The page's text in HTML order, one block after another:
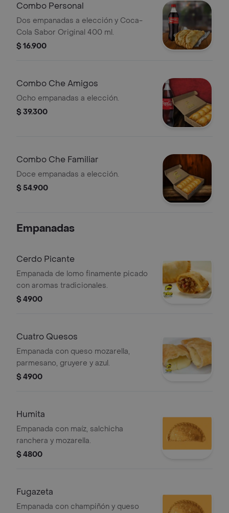
Combo Personal
Dos empanadas a elección y Coca-
Cola Sabor Original 400 ml.
$ 16.900
Combo Che Amigos
Ocho empanadas a elección.
$ 39.300
Combo Che Familiar
Doce empanadas a elección.
$ 54.900
Empanadas
Cerdo Picante
Empanada de lomo finamente picado
con aromas tradicionales.
$ 4900
Cuatro Quesos
Empanada con queso mozarella,
parmesano, gruyere y azul.
$ 4900
Humita
Empanada con maíz, salchicha
ranchera y mozarella.
$ 4800
Fugazeta
Empanada con champiñón y queso